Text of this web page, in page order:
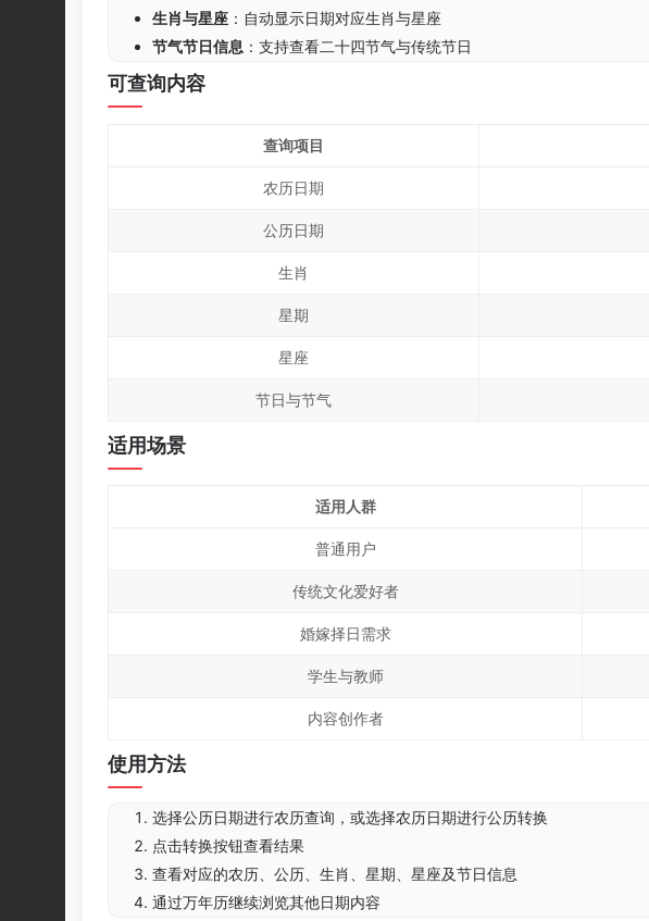
生肖与星座 ：自动显示日期对应生肖与星座
节气节日信息 ：支持查看二十四节气与传统节日
可查询内容
查询项目
农历日期
公历日期
生肖
星期
星座
节日与节气
适用场景
适用人群
普通用户
传统文化爱好者
婚嫁择日需求
学生与教师
内容创作者
使用方法
选择公历日期进行农历查询，或选择农历日期进行公历转换
点击转换按钮查看结果
查看对应的农历、公历、生肖、星期、星座及节日信息
通过万年历继续浏览其他日期内容